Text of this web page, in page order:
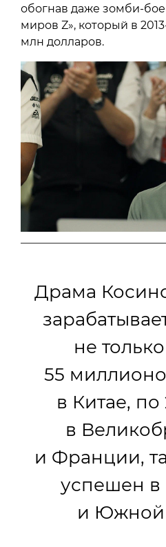
обогнав даже зомби-
миров Z», который в
млн долларов.
Драма
не
55
в Китае,
в
и Франции,
успешен в
и Южной